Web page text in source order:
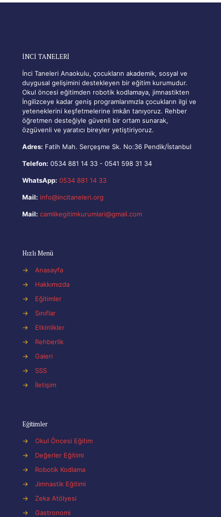
İNCİ TANELERİ
İnci Taneleri Anaokulu, çocukların akademik, sosyal ve
duygusal gelişimini destekleyen bir eğitim kurumudur.
Okul öncesi eğitimden robotik kodlamaya, jimnastikten
İngilizceye kadar geniş programlarımızla çocukların ilgi ve
yeteneklerini keşfetmelerine imkân tanıyoruz. Rehber
öğretmen desteğiyle güvenli bir ortam sunarak,
özgüvenli ve yaratıcı bireyler yetiştiriyoruz.
Adres: Fatih Mah. Serçeşme Sk. No:36 Pendik/İstanbul
Telefon: 0534 881 14 33 - 0541 598 31 34
WhatsApp: 0534 881 14 33
Mail: info@incitaneleri.org
Mail: camlikegitimkurumlari@gmail.com
Hızlı Menü
→
Anasayfa
→
Hakkımızda
→
Eğitimler
→
Sınıflar
→
Etkinlikler
→
Rehberlik
→
Galeri
→
SSS
→
İletişim
Eğitimler
→
Okul Öncesi Eğitim
→
Değerler Eğitimi
→
Robotik Kodlama
→
Jimnastik Eğitimi
→
Zeka Atölyesi
→
Gastronomi